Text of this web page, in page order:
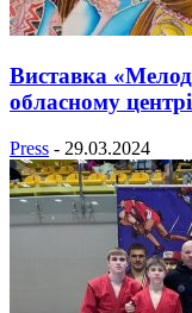
Виставка
обласному центрі
Press - 29.03.2024